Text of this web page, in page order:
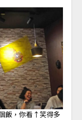
飯，你看↑笑得多